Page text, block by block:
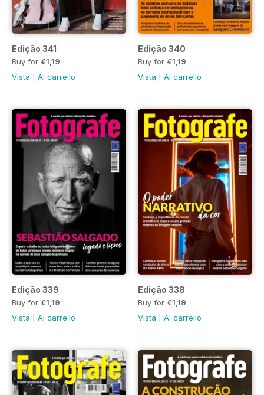
Edição 341
Buy for €1,19
Vista
Al carrello
Edição 340
Buy for €1,19
Vista
Al carrello
Edição 339
Buy for €1,19
Vista
Al carrello
Edição 338
Buy for €1,19
Vista
Al carrello